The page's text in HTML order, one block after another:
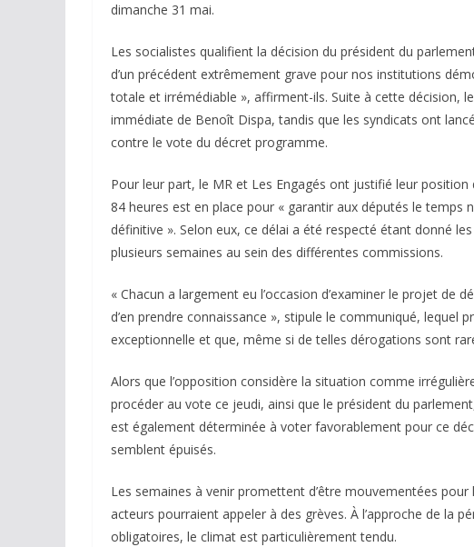
dimanche 31 mai.
Les socialistes qualifient la décision du président du
d’un précédent extrêmement grave pour nos institutions
totale et irrémédiable », affirment-ils. Suite à cette décision,
immédiate de Benoît Dispa, tandis que les syndicats ont
contre le vote du décret programme.
Pour leur part, le MR et Les Engagés ont justifié leur
84 heures est en place pour « garantir aux députés le temps
définitive ». Selon eux, ce délai a été respecté étant donné
plusieurs semaines au sein des différentes commissions.
« Chacun a largement eu l’occasion d’examiner le projet de
d’en prendre connaissance », stipule le communiqué, lequel
exceptionnelle et que, même si de telles dérogations sont
Alors que l’opposition considère la situation comme
procéder au vote ce jeudi, ainsi que le président du
est également déterminée à voter favorablement pour ce
semblent épuisés.
Les semaines à venir promettent d’être mouvementées
acteurs pourraient appeler à des grèves. À l’approche de la
obligatoires, le climat est particulièrement tendu.